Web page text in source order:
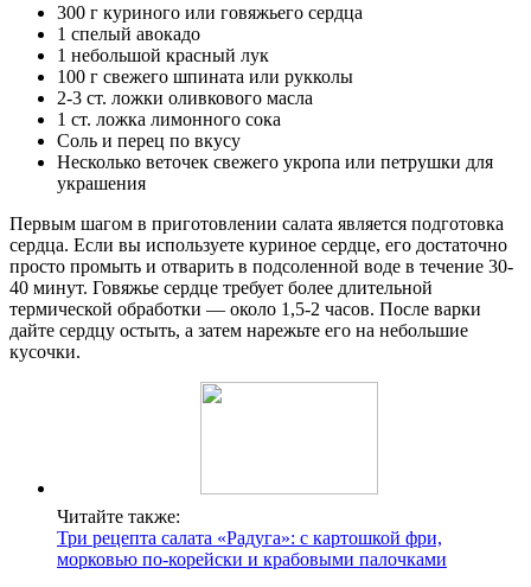
300 г куриного или говяжьего сердца
1 спелый авокадо
1 небольшой красный лук
100 г свежего шпината или рукколы
2-3 ст. ложки оливкового масла
1 ст. ложка лимонного сока
Соль и перец по вкусу
Несколько веточек свежего укропа или петрушки для
украшения
Первым шагом в приготовлении салата является подготовка
сердца. Если вы используете куриное сердце, его достаточно
просто промыть и отварить в подсоленной воде в течение 30-
40 минут. Говяжье сердце требует более длительной
термической обработки — около 1,5-2 часов. После варки
дайте сердцу остыть, а затем нарежьте его на небольшие
кусочки.
Читайте также:
Три рецепта салата «Радуга»: с картошкой фри,
морковью по-корейски и крабовыми палочками